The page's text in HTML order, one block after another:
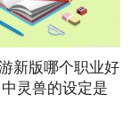
新版哪个职业好
灵兽的设定是